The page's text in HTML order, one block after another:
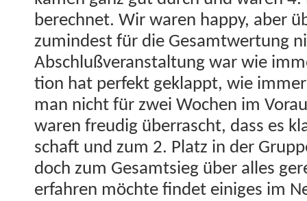
berech­net. Wir waren hap­py, aber
zumin­d­est für die Gesamtwer­tung
Abschlußver­anstal­tung war wie
tion hat per­fekt geklappt, wie
man nicht für zwei Wochen im
waren freudig über­rascht, dass es
schaft und zum 2. Platz in der
doch zum Gesamt­sieg über alles
erfahren möchte find­et einiges im